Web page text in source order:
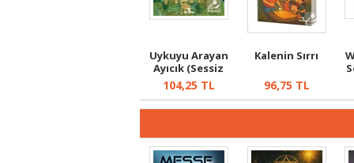
Uykuyu Arayan
Ayıcık (Sessiz
Kitap)
104,25 TL
Kalenin Sırrı
96,75 TL